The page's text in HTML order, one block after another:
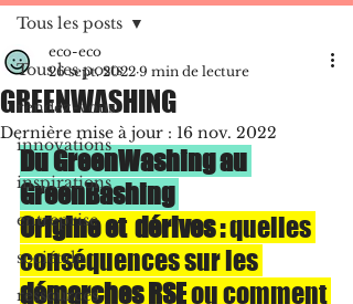
Tous les posts
rendez-vous
innovations
inspirations
entreprise
sociétale
ressources
Tous les posts
GREENWASHING
eco-eco
26 sept. 2022 9 min de lecture
Dernière mise à jour : 16 nov. 2022
Du GreenWashing au
GreenBashing
Origine et  dérives : quelles
conséquences sur les
démarches RSE ou comment